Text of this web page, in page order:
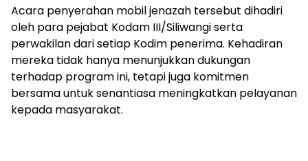
Acara penyerahan mobil jenazah tersebut dihadiri
oleh para pejabat Kodam III/Siliwangi serta
perwakilan dari setiap Kodim penerima. Kehadiran
mereka tidak hanya menunjukkan dukungan
terhadap program ini, tetapi juga komitmen
bersama untuk senantiasa meningkatkan pelayanan
kepada masyarakat.